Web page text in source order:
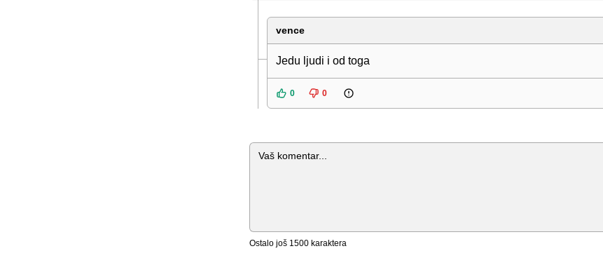
vence
Jedu ljudi i od toga
0 0
Komentar
Ostalo još 1500 karaktera